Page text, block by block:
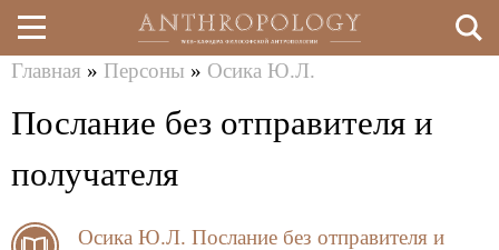
Перейти
к
здесь
Главная » Персоны » Осика Ю.Л.
Послание без отправителя и
получателя
Осика Ю.Л. Послание без отправителя и